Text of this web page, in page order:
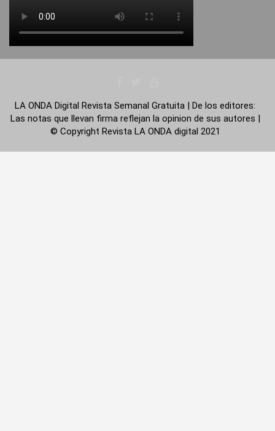
LA ONDA Digital Revista Semanal Gratuita | De los editores:
Las notas que llevan firma reflejan la opinion de sus autores |
© Copyright Revista LA ONDA digital 2021